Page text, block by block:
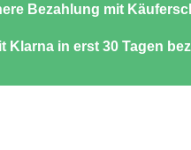
Bezahlung mit
Klarna in erst 30 Tagen